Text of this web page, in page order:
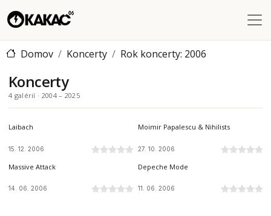
Domov Koncerty Rok koncerty: 2006
Koncerty
4 galérií · 2004 – 2025
PLANET MUSIC, WIEN, AT
Laibach
15. 12. 2006
IC CULTURE TRAIN, KOŠICE, SK
Moimir Papalescu & Nihilists
27. 10. 2006
EXPO ARENA - INCHEBA, BRATISLAVA, SK
Massive Attack
14. 06. 2006
ŠTADIÓN INTER, BRATISLAVA, SK
Depeche Mode
11. 06. 2006